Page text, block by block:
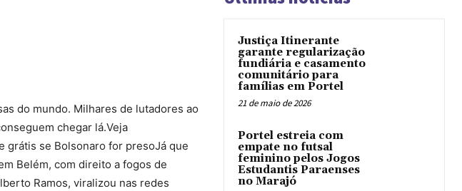
do mundo. Milhares de lutadores ao
chegar lá.Veja
grátis se Bolsonaro for presoJá que
Belém, com direito a fogos de
Ramos, viralizou nas redes
Justiça Itinerante
garante regularização
fundiária e casamento
comunitário para
famílias em Portel
21 de maio de 2026
Portel estreia com
empate no futsal
feminino pelos Jogos
Estudantis Paraenses
no Marajó